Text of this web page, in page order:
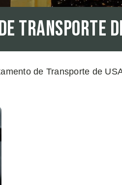
Transporte
de Transporte de